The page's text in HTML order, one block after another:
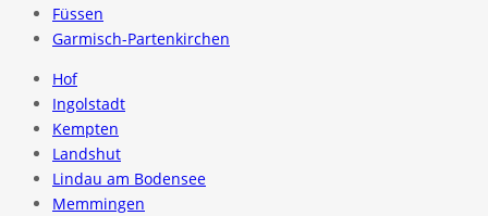
Füssen
Garmisch-Partenkirchen
Hof
Ingolstadt
Kempten
Landshut
Lindau am Bodensee
Memmingen